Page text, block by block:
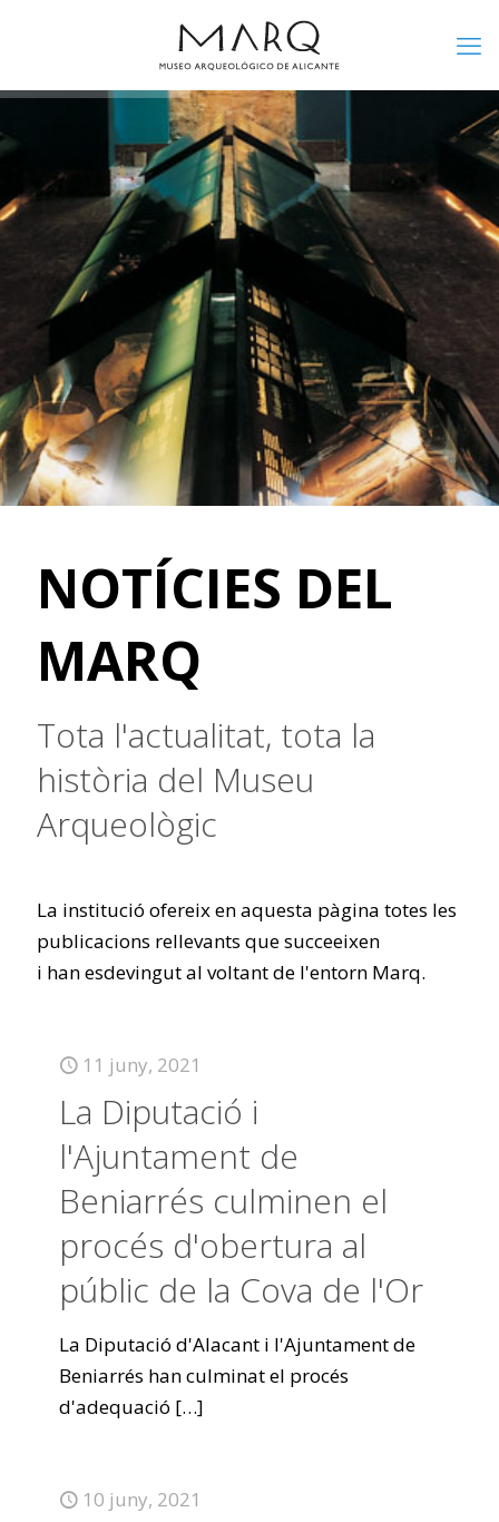
NOTÍCIES DEL
MARQ
Tota l'actualitat, tota la
història del Museu
Arqueològic
La institució ofereix en aquesta pàgina totes les
publicacions rellevants que succeeixen
i han esdevingut al voltant de l'entorn Marq.
11 juny, 2021
La Diputació i
l'Ajuntament de
Beniarrés culminen el
procés d'obertura al
públic de la Cova de l'Or
La Diputació d'Alacant i l'Ajuntament de
Beniarrés han culminat el procés
d'adequació […]
10 juny, 2021